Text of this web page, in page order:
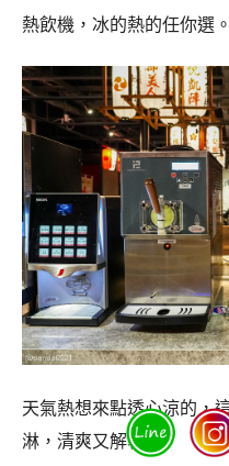
熱飲機，冰的熱的任你選。
天氣熱想來點透心涼的，
淋，清爽又解暑！